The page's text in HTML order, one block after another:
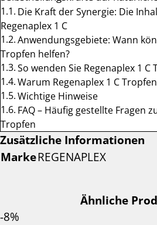
Die Kraft der Synergie: Die
Regenaplex 1 C
Anwendungsgebiete: Wann
Tropfen helfen?
So wenden Sie Regenaplex 1
Warum Regenaplex 1 C
Wichtige Hinweise
FAQ – Häufig gestellte Fragen
Tropfen
Zusätzliche Informationen
MarkeREGENAPLEX
Ähnliche
-8%